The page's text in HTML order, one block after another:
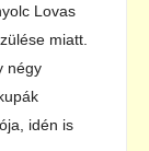
Lovas
miatt.
négy
idén is